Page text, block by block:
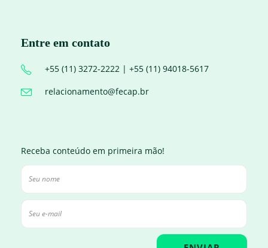
Entre em contato
+55 (11) 3272-2222 | +55 (11) 94018-5617
relacionamento@fecap.br
Receba conteúdo em primeira mão!